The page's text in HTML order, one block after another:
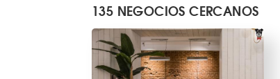
135 NEGOCIOS CERCANOS